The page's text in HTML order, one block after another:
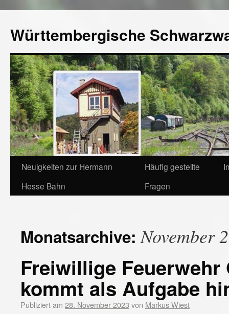
Württembergische
Neuigkeiten zur Hermann
Hesse Bahn
Häufig gestellte
Fragen
Monatsarchive:November
Freiwillige
kommt als Aufgabe
Publiziert am 28. November 2023 von Markus Wiest